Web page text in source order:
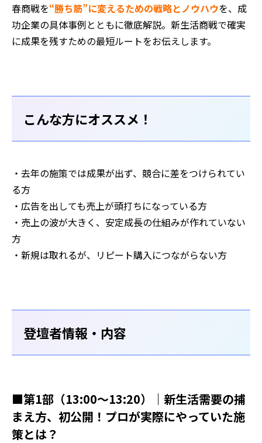
春商戦を“勝ち筋”に変えるための戦略とノウハウを、成
功企業の具体事例とともに徹底解説。新生活商戦で確実
に成果を残すための最短ルートをお伝えします。
こんな方にオススメ！
・去年の施策では成果が出ず、競合に差をつけられてい
る方
・広告を出しても売上が頭打ちになっている方
・売上の波が大きく、安定成長の仕組みが作れていない
方
・新規は取れるが、リピート購入につながらない方
登壇者情報・内容
■第1部（13:00～13:20）｜新生活需要の捕
まえ方、初公開！プロが実際にやっていた施
策とは？